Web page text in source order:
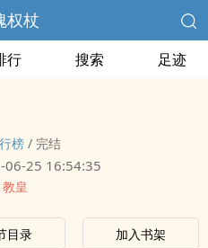
权杖
行 搜索 足迹
榜 / 完结
06-25 16:54:35
皇
目录 加入书架